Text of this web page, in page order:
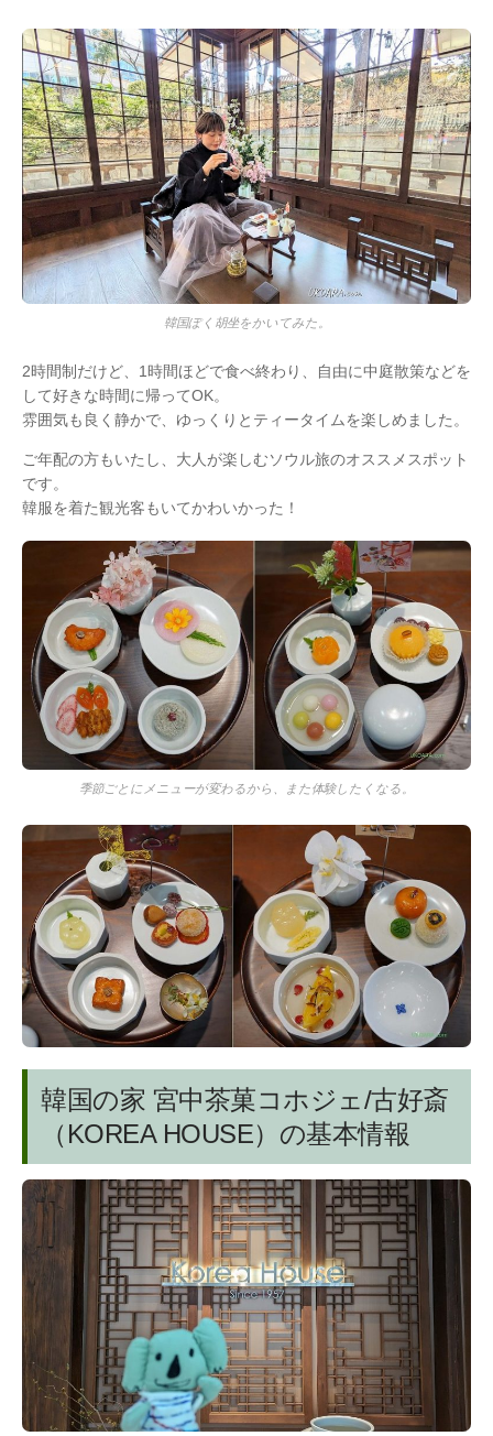
韓国ぽく胡坐をかいてみた。
2時間制だけど、1時間ほどで食べ終わり、自由に中庭散策などを
して好きな時間に帰ってOK。
雰囲気も良く静かで、ゆっくりとティータイムを楽しめました。
ご年配の方もいたし、大人が楽しむソウル旅のオススメスポット
です。
韓服を着た観光客もいてかわいかった！
季節ごとにメニューが変わるから、また体験したくなる。
韓国の家 宮中茶菓コホジェ/古好斎
（KOREA HOUSE）の基本情報